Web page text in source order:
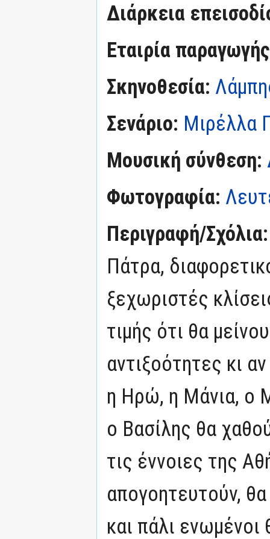
Διάρκεια
Εταιρία
Σκηνοθεσία:
Σενάριο: Μιρέλλα
Μουσική σύνθεση:
Φωτογραφία:
Περιγραφή/
Πάτρα,
ξεχωριστές
τιμής ότι θα
αντιξοότητες κι
η Ηρώ, η Μάνια, ο
ο Βασίλης θα
τις έννοιες της
απογοητευτούν,
και πάλι